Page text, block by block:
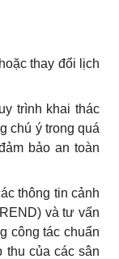
thay đổi lịch
trình khai thác
chú ý trong quá
ảm bảo an toàn
thông tin cảnh
và tư vấn
công tác chuẩn
thu của các sân